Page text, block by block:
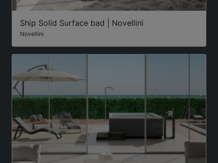
Ship Solid Surface bad | Novellini
Novellini